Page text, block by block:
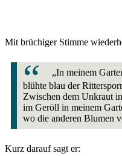
Mit brüchiger Stimme
„In meinem
blühte blau der
Zwischen dem Unkraut
im Geröll in meinem
wo die anderen Blumen
Kurz darauf sagt er: